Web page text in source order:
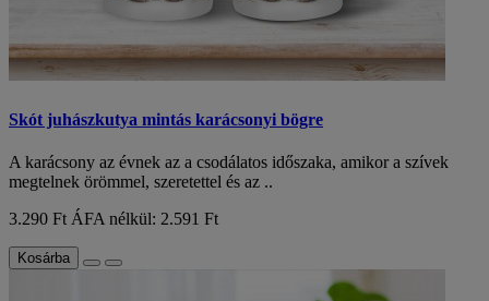
Skót juhászkutya mintás karácsonyi bögre
A karácsony az évnek az a csodálatos időszaka, amikor a szívek
megtelnek örömmel, szeretettel és az ..
3.290 Ft ÁFA nélkül: 2.591 Ft
Kosárba